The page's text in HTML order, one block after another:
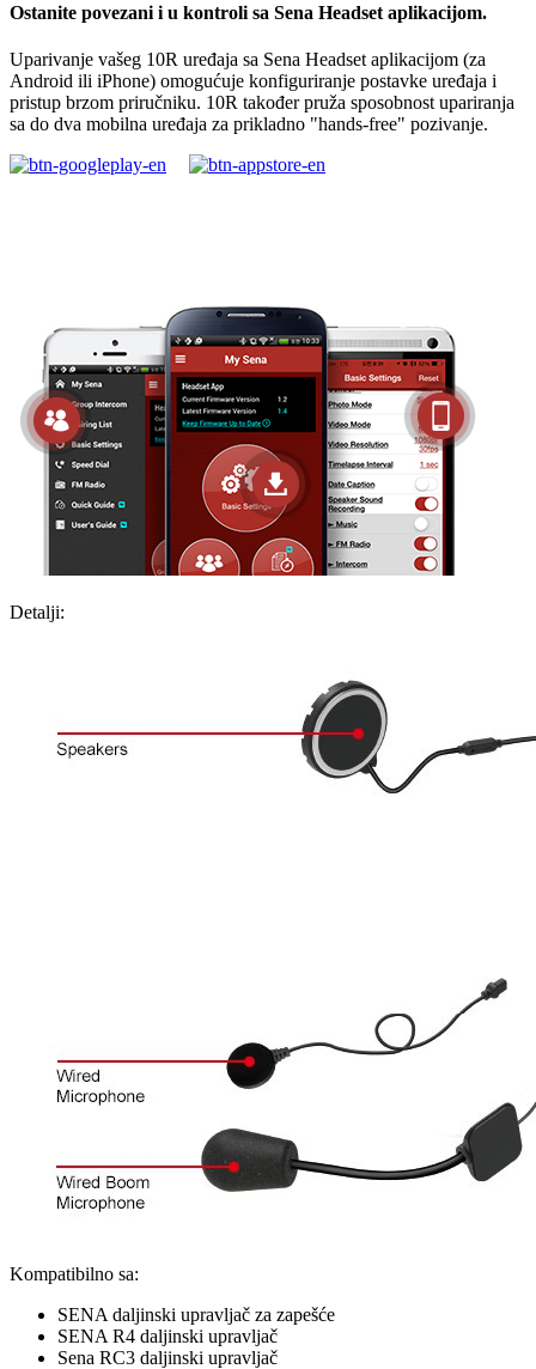
Ostanite povezani i u kontroli sa Sena Headset aplikacijom.
Uparivanje vašeg 10R uređaja sa Sena Headset aplikacijom (za
Android ili iPhone) omogućuje konfiguriranje postavke uređaja i
pristup brzom priručniku. 10R također pruža sposobnost upariranja
sa do dva mobilna uređaja za prikladno "hands-free" pozivanje.
Detalji:
Kompatibilno sa:
SENA daljinski upravljač za zapešće
SENA R4 daljinski upravljač
Sena RC3 daljinski upravljač